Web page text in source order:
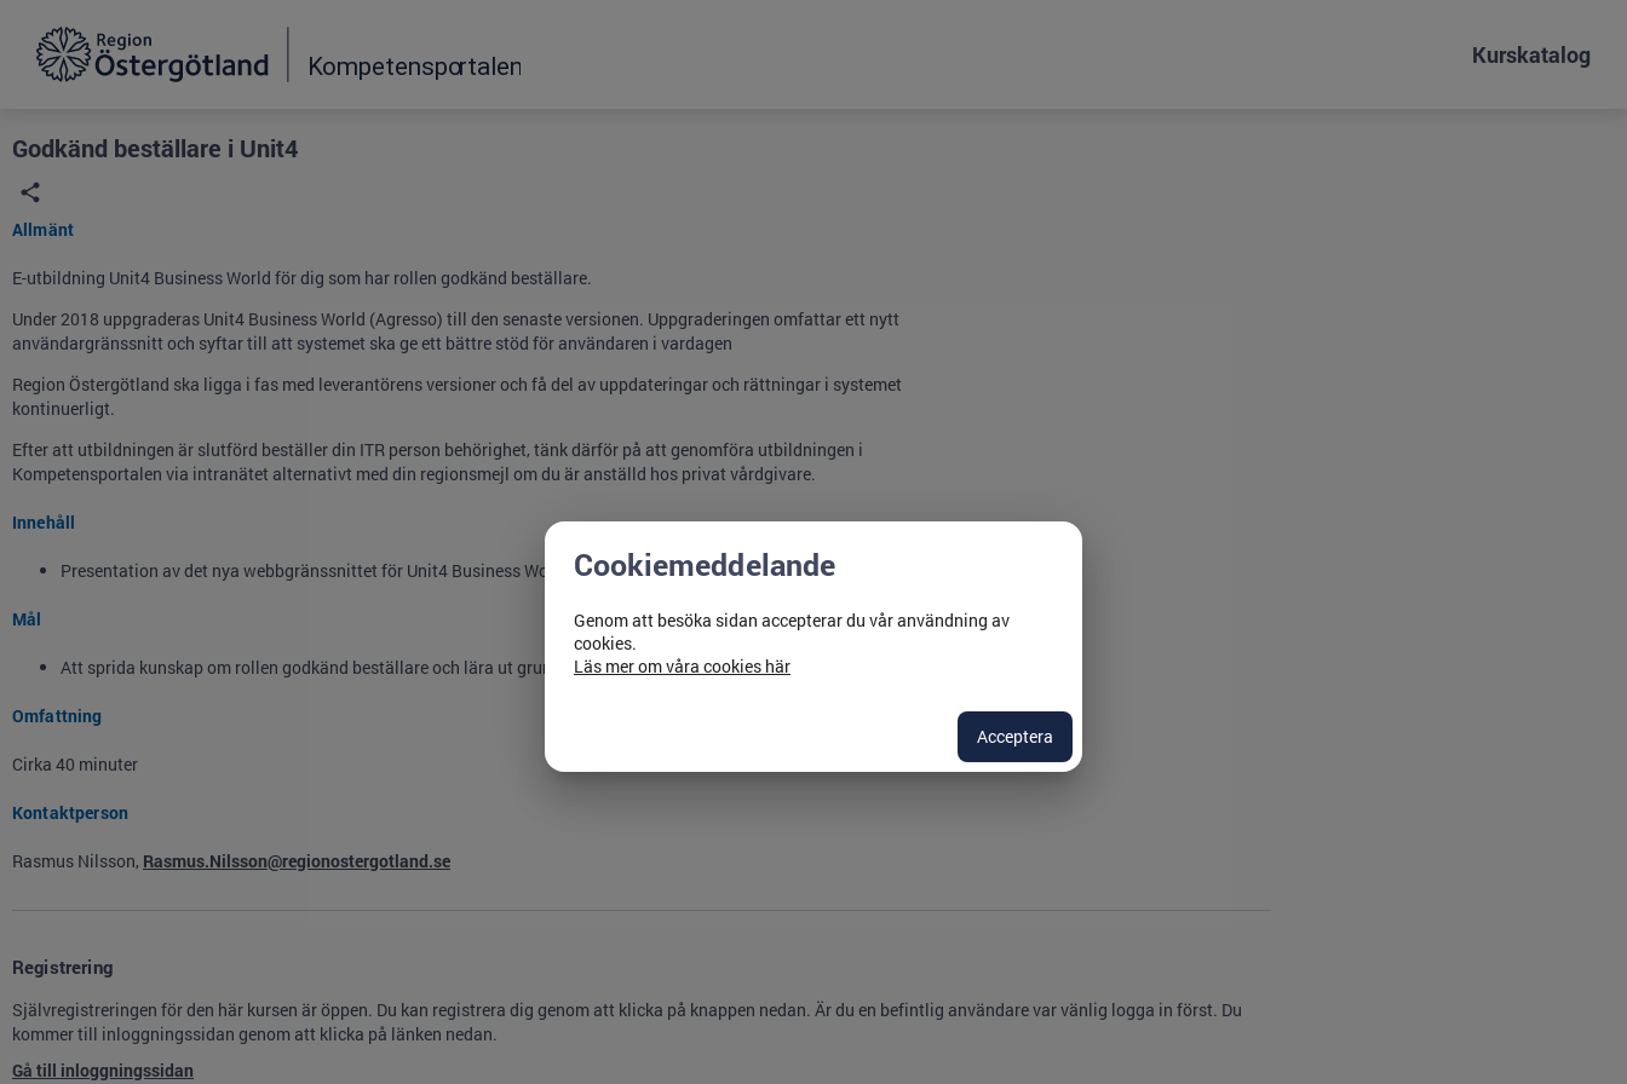
Grade
Portal
Kurskatalog
Godkänd beställare i Unit4
Allmänt
E-utbildning Unit4 Business World för dig som har rollen godkänd beställare.
Under 2018 uppgraderas Unit4 Business World (Agresso) till den senaste versionen. Uppgraderingen omfattar ett nytt
användargränssnitt och syftar till att systemet ska ge ett bättre stöd för användaren i vardagen
Region Östergötland ska ligga i fas med leverantörens versioner och få del av uppdateringar och rättningar i systemet
kontinuerligt.
Efter att utbildningen är slutförd beställer din ITR person behörighet, tänk därför på att genomföra utbildningen i
Kompetensportalen via intranätet alternativt med din regionsmejl om du är anställd hos privat vårdgivare.
Innehåll
Presentation av det nya webbgränssnittet för Unit4 Business World
Mål
Att sprida kunskap om rollen godkänd beställare och lära ut grundläggande funktioner
Omfattning
Cirka 40 minuter
Kontaktperson
Rasmus Nilsson, Rasmus.Nilsson@regionostergotland.se
Registrering
Självregistreringen för den här kursen är öppen. Du kan registrera dig genom att klicka på knappen nedan. Är du en befintlig användare var vänlig logga in först. Du
kommer till inloggningssidan genom att klicka på länken nedan.
Gå till inloggningssidan
Cookiemeddelande
Genom att besöka sidan accepterar du vår användning av
cookies.
Läs mer om våra cookies här
Acceptera